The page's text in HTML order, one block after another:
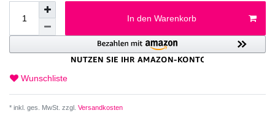
In den Warenkorb
Wunschliste
* inkl. ges. MwSt. zzgl. Versandkosten